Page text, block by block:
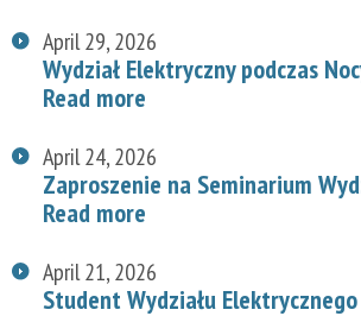
April 29, 2026
Wydział Elektryczny podczas
Read more
April 24, 2026
Zaproszenie na Seminarium
Read more
April 21, 2026
Student Wydziału